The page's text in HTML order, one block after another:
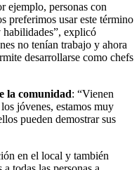
ejemplo, personas con
preferimos usar este término
habilidades”, explicó
no tenían trabajo y ahora
desarrollarse como chefs
la comunidad: “Vienen
jóvenes, estamos muy
pueden demostrar sus
en el local y también